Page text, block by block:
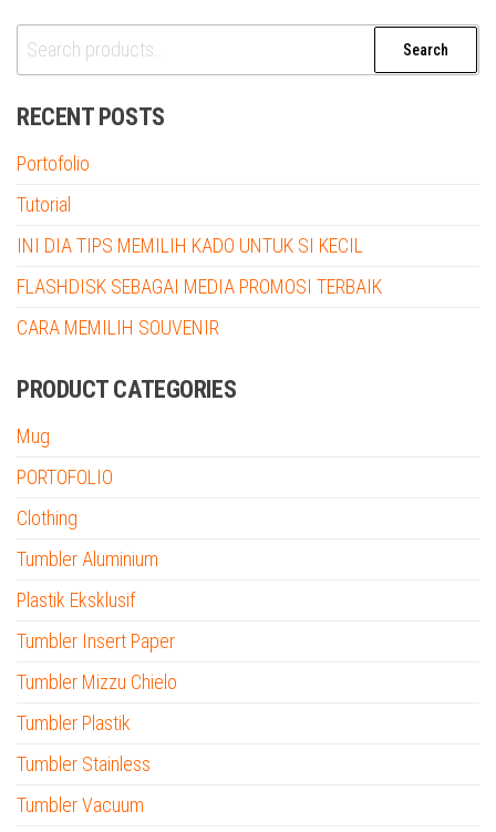
Search
for:
Search
RECENT POSTS
Portofolio
Tutorial
INI DIA TIPS MEMILIH KADO UNTUK SI KECIL
FLASHDISK SEBAGAI MEDIA PROMOSI TERBAIK
CARA MEMILIH SOUVENIR
PRODUCT CATEGORIES
Mug
PORTOFOLIO
Clothing
Tumbler Aluminium
Plastik Eksklusif
Tumbler Insert Paper
Tumbler Mizzu Chielo
Tumbler Plastik
Tumbler Stainless
Tumbler Vacuum